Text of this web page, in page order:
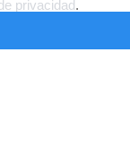
privacidad.